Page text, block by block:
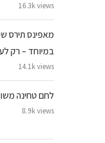
16.3k views
מאפינס תירס
במיוחד – רק
14.1k views
לחם טחינה
8.9k views